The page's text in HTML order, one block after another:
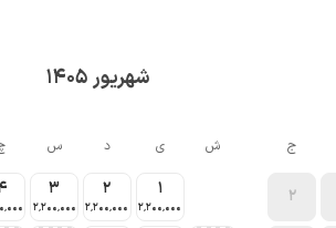
شهریور 1405
ج
2
ش ی د س
1
2٬200٬000
2
2٬200٬000
3
2٬200٬000